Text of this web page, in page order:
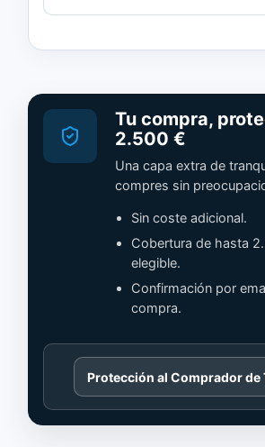
Tu compra,
2.500 €
Una capa extra de
compres sin
Sin coste adicional.
Cobertura de hasta
elegible.
Confirmación por
compra.
Cargando
contenido
de
Protección al Comprador de